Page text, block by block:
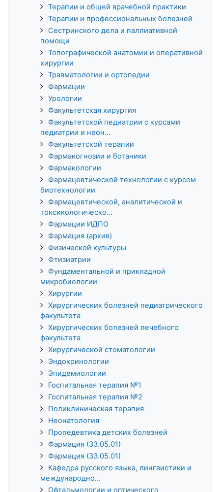
Терапии и общей врачебной практики
Терапии и профессиональных болезней
Сестринского дела и паллиативной
помощи
Топографической анатомии и оперативной
хирургии
Травматологии и ортопедии
Фармации
Урологии
Факультетская хирургия
Факультетской педиатрии с курсами
педиатрии и неон...
Факультетской терапии
Фармакогнозии и ботаники
Фармакологии
Фармацевтической технологии с курсом
биотехнологии
Фармацевтической, аналитической и
токсикологическо...
Фармации ИДПО
Фармация (архив)
Физической культуры
Фтизиатрии
Фундаментальной и прикладной
микробиологии
Хирургии
Хирургических болезней педиатрического
факультета
Хирургических болезней лечебного
факультета
Хирургической стоматологии
Эндокринологии
Эпидемиологии
Госпитальная терапия №1
Госпитальная терапия №2
Поликлиническая терапия
Неонатология
Пропедевтика детских болезней
Фармация (33.05.01)
Фармация (33.05.01)
Кафедра русского языка, лингвистики и
международно...
Офтальмологии и оптического